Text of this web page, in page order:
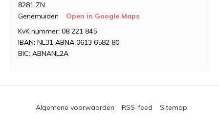
8281 ZN
Genemuiden
Open in Google Maps
KvK nummer: 08 221 845
IBAN: NL31 ABNA 0613 6582 80
BIC: ABNANL2A
Algemene voorwaarden RSS-feed Sitemap